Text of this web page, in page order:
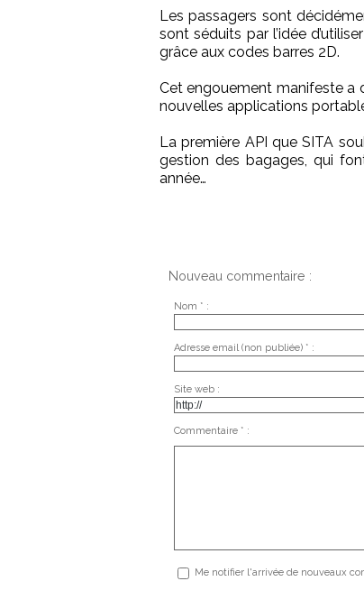
Les passagers sont
sont séduits par l’idée
grâce aux codes barres 2D.
Cet engouement manifeste a
nouvelles applications
La première API que SITA
gestion des bagages, qui
année…
Nouveau commentaire :
Nom * :
Adresse email (non publiée) * :
Site web :
Commentaire * :
Me notifier l'arrivée de nouveaux